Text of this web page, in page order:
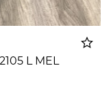
L MEL